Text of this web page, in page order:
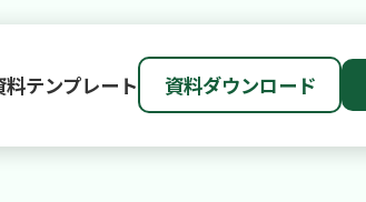
料テンプレート 資料ダウンロード